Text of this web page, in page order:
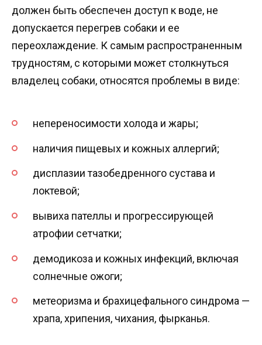
должен быть обеспечен доступ к воде, не
допускается перегрев собаки и ее
переохлаждение. К самым распространенным
трудностям, с которыми может столкнуться
владелец собаки, относятся проблемы в виде:
непереносимости холода и жары;
наличия пищевых и кожных аллергий;
дисплазии тазобедренного сустава и
локтевой;
вывиха пателлы и прогрессирующей
атрофии сетчатки;
демодикоза и кожных инфекций, включая
солнечные ожоги;
метеоризма и брахицефального синдрома —
храпа, хрипения, чихания, фырканья.